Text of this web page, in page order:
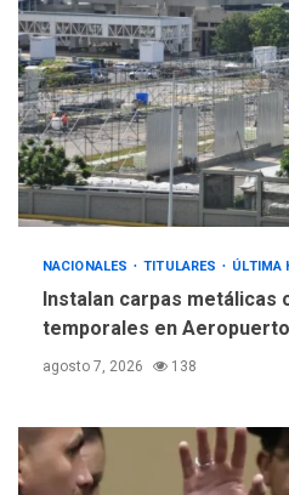
4
nueva
NACIONALES TITULARES ÚLTIMA
Instalan carpas metálicas
temporales en
agosto 7, 2026 138